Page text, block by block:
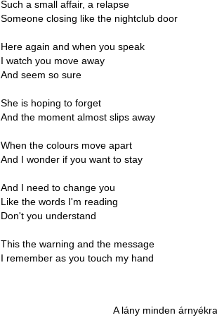
Such a small affair, a relapse
Someone closing like the nightclub door
Here again and when you speak
I watch you move away
And seem so sure
She is hoping to forget
And the moment almost slips away
When the colours move apart
And I wonder if you want to stay
And I need to change you
Like the words I'm reading
Don't you understand
This the warning and the message
I remember as you touch my hand
A lány minden